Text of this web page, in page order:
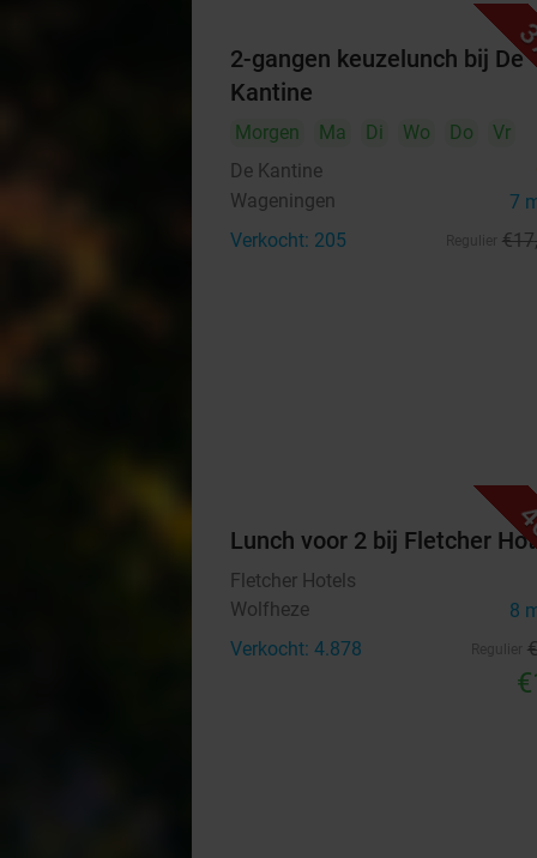
2-gangen keuzelunch bij De
Kantine
Morgen Ma Di Wo Do
Vr
De Kantine
Wageningen 7
Verkocht: 205 €17
Lunch voor 2 bij Fletcher
Fletcher Hotels
Wolfheze
8
Verkocht: 4.878